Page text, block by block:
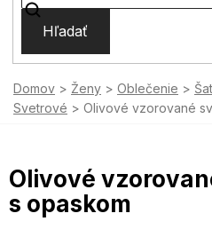
Hľadať
Domov Ženy Oblečenie
Svetrové
Olivové vzorované
Olivové
s opaskom